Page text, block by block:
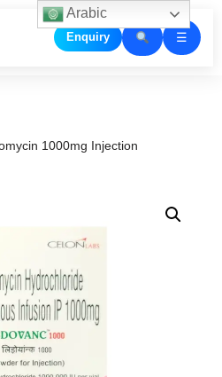
Enquiry ☰
1000mg Injection
Arabic